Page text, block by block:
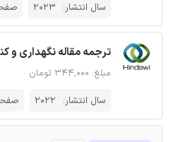
سال انتشار: 2023
ترجمه مقاله نگهداری و
مبلغ: ۳۴۴,۰۰۰ تومان
سال انتشار: 2022